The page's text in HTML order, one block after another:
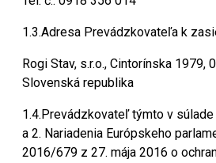
1.3.Adresa Prevádzkovateľa k
Rogi Stav, s.r.o., Cintorínska 1979,
Slovenská republika
1.4.Prevádzkovateľ týmto v
a 2. Nariadenia Európskeho
2016/679 z 27. mája 2016 o